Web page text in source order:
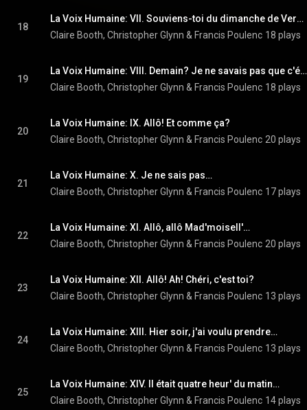
18
La Voix Humaine: VII. Souviens-toi du dimanche de Versailles
Claire Booth, Christopher Glynn & Francis Poulenc 18 plays
19
La Voix Humaine: VIII. Demain? Je ne savais pas que c'était si rapide
Claire Booth, Christopher Glynn & Francis Poulenc 18 plays
20
La Voix Humaine: IX. Allô! Et comme ça?
Claire Booth, Christopher Glynn & Francis Poulenc 20 plays
21
La Voix Humaine: X. Je ne sais pas…
Claire Booth, Christopher Glynn & Francis Poulenc 17 plays
22
La Voix Humaine: XI. Allô, allô Mad'moisell'…
Claire Booth, Christopher Glynn & Francis Poulenc 20 plays
23
La Voix Humaine: XII. Allô! Ah! Chéri, c'est toi?
Claire Booth, Christopher Glynn & Francis Poulenc 13 plays
24
La Voix Humaine: XIII. Hier soir, j'ai voulu prendre…
Claire Booth, Christopher Glynn & Francis Poulenc 13 plays
25
La Voix Humaine: XIV. Il était quatre heur' du matin…
Claire Booth, Christopher Glynn & Francis Poulenc 14 plays